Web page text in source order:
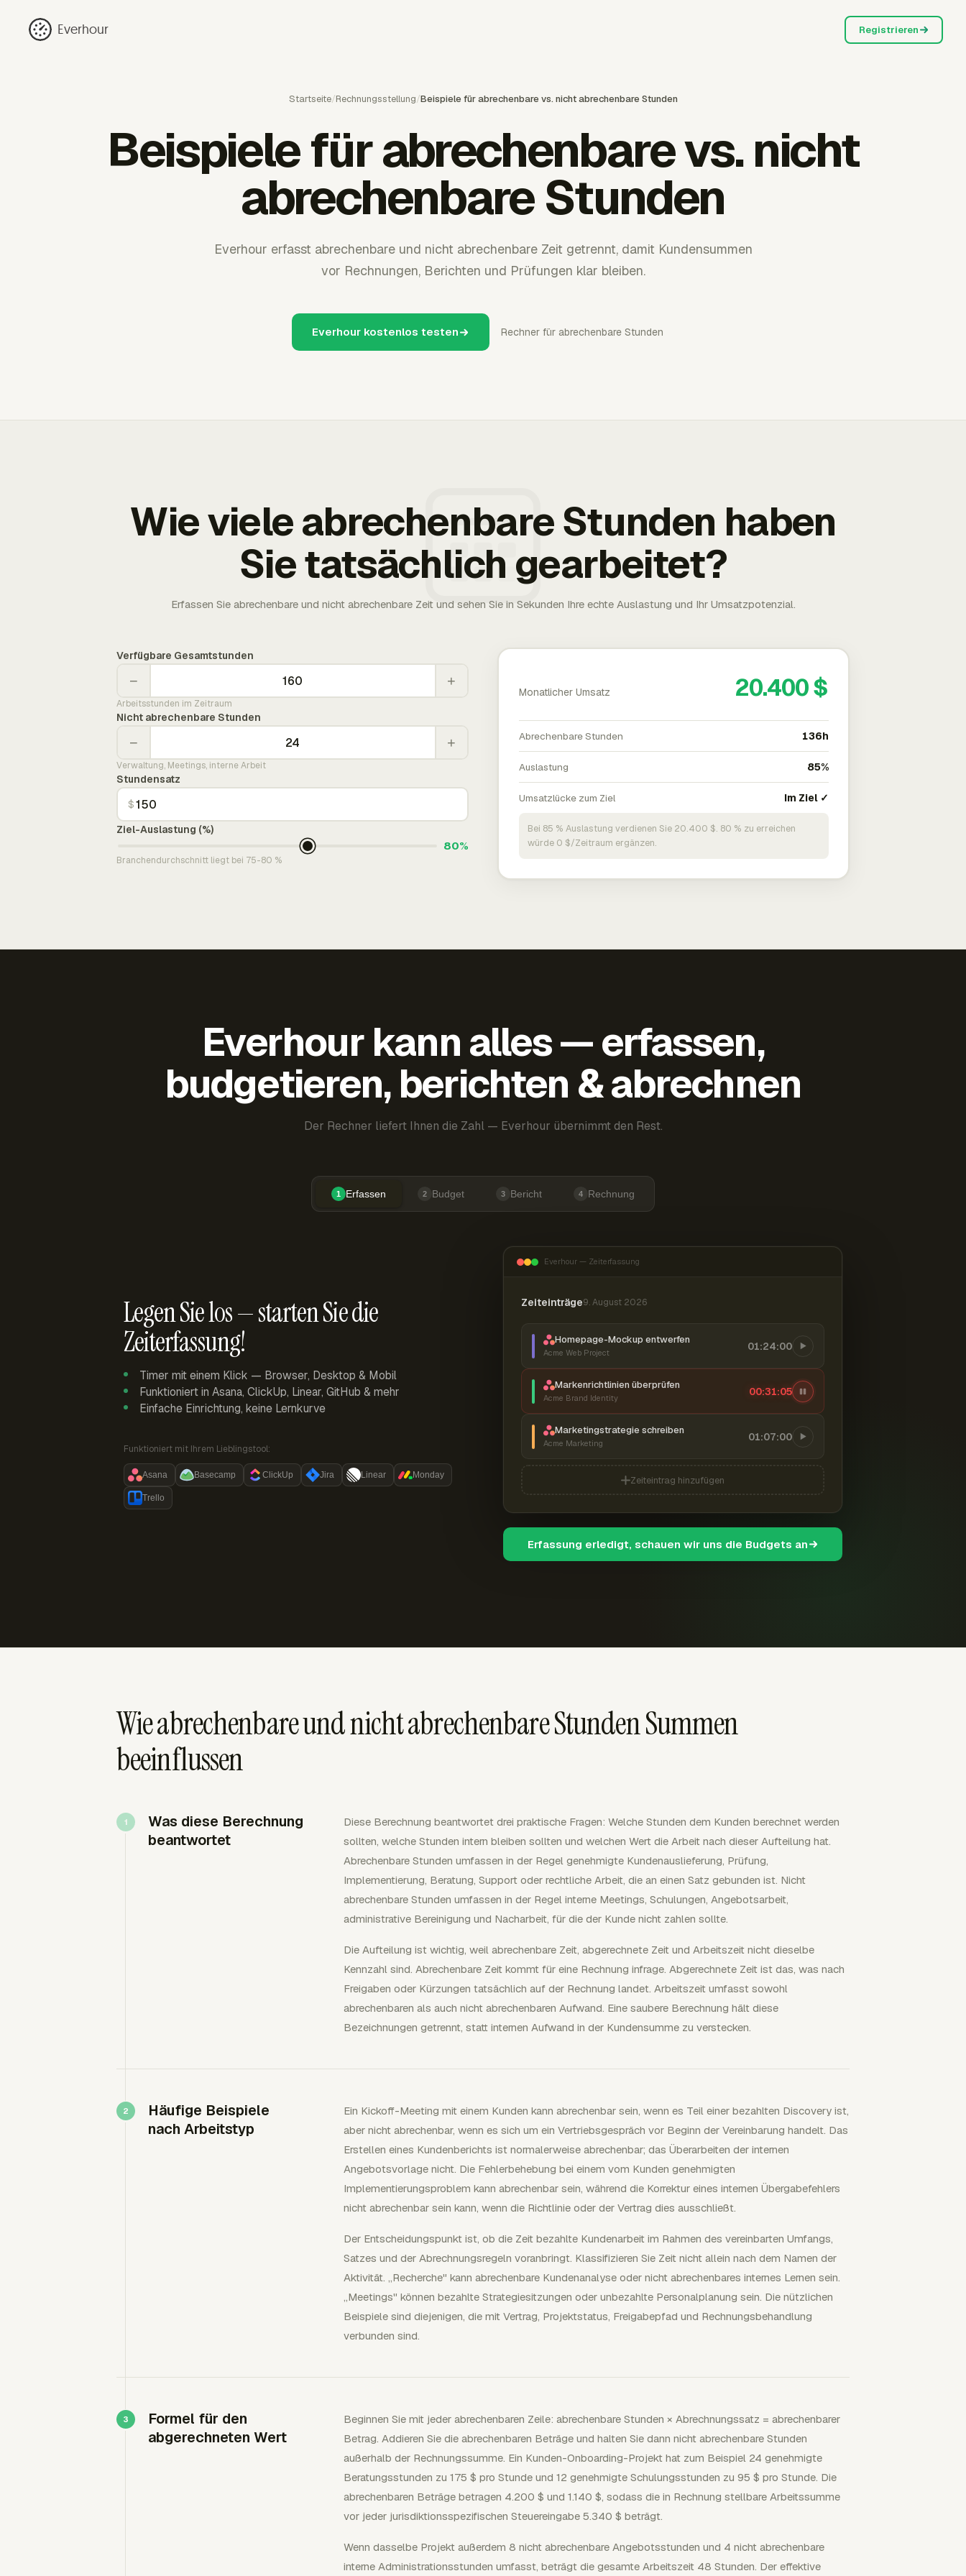
Everhour Registrieren
Startseite/Rechnungsstellung/Beispiele für abrechenbare vs. nicht abrechenbare Stunden
Beispiele für abrechenbare vs. nicht
abrechenbare Stunden
Everhour erfasst abrechenbare und nicht abrechenbare Zeit getrennt, damit Kundensummen
vor Rechnungen, Berichten und Prüfungen klar bleiben.
Everhour kostenlos testen Rechner für abrechenbare Stunden
Wie viele abrechenbare Stunden haben
Sie tatsächlich gearbeitet?
Erfassen Sie abrechenbare und nicht abrechenbare Zeit und sehen Sie in Sekunden Ihre echte Auslastung und Ihr Umsatzpotenzial.
Verfügbare Gesamtstunden
− +
Arbeitsstunden im Zeitraum
Nicht abrechenbare Stunden
− +
Verwaltung, Meetings, interne Arbeit
Stundensatz
$
Ziel-Auslastung (%)
80%
Branchendurchschnitt liegt bei 75-80 %
Monatlicher Umsatz 20.400 $
Abrechenbare Stunden 136h
Auslastung 85%
Umsatzlücke zum Ziel Im Ziel ✓
Bei 85 % Auslastung verdienen Sie 20.400 $. 80 % zu erreichen
würde 0 $/Zeitraum ergänzen.
Everhour kann alles — erfassen,
budgetieren, berichten & abrechnen
Der Rechner liefert Ihnen die Zahl — Everhour übernimmt den Rest.
1 Erfassen 2 Budget 3 Bericht 4 Rechnung
Legen Sie los — starten Sie die
Zeiterfassung!
Timer mit einem Klick — Browser, Desktop & Mobil
Funktioniert in Asana, ClickUp, Linear, GitHub & mehr
Einfache Einrichtung, keine Lernkurve
Funktioniert mit Ihrem Lieblingstool:
Asana Basecamp ClickUp Jira Linear Monday
Trello
Everhour — Zeiterfassung
Zeiteinträge9. August 2026
Homepage-Mockup entwerfen
Acme Web Project
01:24:00
Markenrichtlinien überprüfen
Acme Brand Identity
00:31:06
Marketingstrategie schreiben
Acme Marketing
01:07:00
Zeiteintrag hinzufügen
Erfassung erledigt, schauen wir uns die Budgets an
Wie abrechenbare und nicht abrechenbare Stunden Summen
beeinflussen
Was diese Berechnung
beantwortet
Diese Berechnung beantwortet drei praktische Fragen: Welche Stunden dem Kunden berechnet werden
sollten, welche Stunden intern bleiben sollten und welchen Wert die Arbeit nach dieser Aufteilung hat.
Abrechenbare Stunden umfassen in der Regel genehmigte Kundenauslieferung, Prüfung,
Implementierung, Beratung, Support oder rechtliche Arbeit, die an einen Satz gebunden ist. Nicht
abrechenbare Stunden umfassen in der Regel interne Meetings, Schulungen, Angebotsarbeit,
administrative Bereinigung und Nacharbeit, für die der Kunde nicht zahlen sollte.
Die Aufteilung ist wichtig, weil abrechenbare Zeit, abgerechnete Zeit und Arbeitszeit nicht dieselbe
Kennzahl sind. Abrechenbare Zeit kommt für eine Rechnung infrage. Abgerechnete Zeit ist das, was nach
Freigaben oder Kürzungen tatsächlich auf der Rechnung landet. Arbeitszeit umfasst sowohl
abrechenbaren als auch nicht abrechenbaren Aufwand. Eine saubere Berechnung hält diese
Bezeichnungen getrennt, statt internen Aufwand in der Kundensumme zu verstecken.
Häufige Beispiele
nach Arbeitstyp
Ein Kickoff-Meeting mit einem Kunden kann abrechenbar sein, wenn es Teil einer bezahlten Discovery ist,
aber nicht abrechenbar, wenn es sich um ein Vertriebsgespräch vor Beginn der Vereinbarung handelt. Das
Erstellen eines Kundenberichts ist normalerweise abrechenbar; das Überarbeiten der internen
Angebotsvorlage nicht. Die Fehlerbehebung bei einem vom Kunden genehmigten
Implementierungsproblem kann abrechenbar sein, während die Korrektur eines internen Übergabefehlers
nicht abrechenbar sein kann, wenn die Richtlinie oder der Vertrag dies ausschließt.
Der Entscheidungspunkt ist, ob die Zeit bezahlte Kundenarbeit im Rahmen des vereinbarten Umfangs,
Satzes und der Abrechnungsregeln voranbringt. Klassifizieren Sie Zeit nicht allein nach dem Namen der
Aktivität. „Recherche" kann abrechenbare Kundenanalyse oder nicht abrechenbares internes Lernen sein.
„Meetings" können bezahlte Strategiesitzungen oder unbezahlte Personalplanung sein. Die nützlichen
Beispiele sind diejenigen, die mit Vertrag, Projektstatus, Freigabepfad und Rechnungsbehandlung
verbunden sind.
Formel für den
abgerechneten Wert
Beginnen Sie mit jeder abrechenbaren Zeile: abrechenbare Stunden × Abrechnungssatz = abrechenbarer
Betrag. Addieren Sie die abrechenbaren Beträge und halten Sie dann nicht abrechenbare Stunden
außerhalb der Rechnungssumme. Ein Kunden-Onboarding-Projekt hat zum Beispiel 24 genehmigte
Beratungsstunden zu 175 $ pro Stunde und 12 genehmigte Schulungsstunden zu 95 $ pro Stunde. Die
abrechenbaren Beträge betragen 4.200 $ und 1.140 $, sodass die in Rechnung stellbare Arbeitssumme
vor jeder jurisdiktionsspezifischen Steuereingabe 5.340 $ beträgt.
Wenn dasselbe Projekt außerdem 8 nicht abrechenbare Angebotsstunden und 4 nicht abrechenbare
interne Administrationsstunden umfasst, beträgt die gesamte Arbeitszeit 48 Stunden. Der effektive